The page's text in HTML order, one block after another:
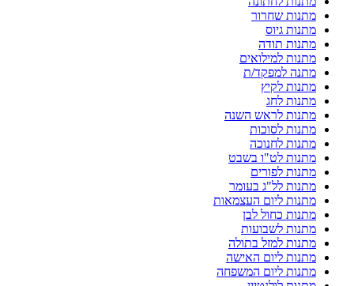
מתנות שחרור
מתנות גיוס
מתנות תודה
מתנות למילואים
מתנה למפקד/ת
מתנות לקיץ
מתנות לחג
מתנות לראש השנה
מתנות לסוכות
מתנות לחנוכה
מתנות לט"ו בשבט
מתנות לפורים
מתנות לל"ג בעומר
מתנות ליום העצמאות
מתנות כחול לבן
מתנות לשבועות
מתנות למזל בתולה
מתנות ליום האישה
מתנות ליום המשפחה